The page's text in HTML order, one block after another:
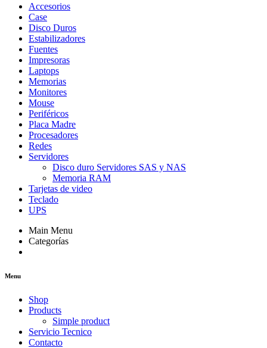
Accesorios
Case
Disco Duros
Estabilizadores
Fuentes
Impresoras
Laptops
Memorias
Monitores
Mouse
Periféricos
Placa Madre
Procesadores
Redes
Servidores
Disco duro Servidores SAS y NAS
Memoria RAM
Tarjetas de video
Teclado
UPS
Main Menu
Categorías
Menu
Shop
Products
Simple product
Servicio Tecnico
Contacto